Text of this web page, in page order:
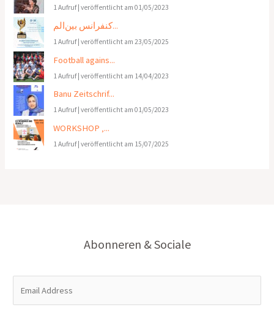
1 Aufruf|veröffentlicht am 01/05/2023
کنفرانس بین‌الم...
1 Aufruf|veröffentlicht am 23/05/2025
Football agains...
1 Aufruf|veröffentlicht am 14/04/2023
Banu Zeitschrif...
1 Aufruf|veröffentlicht am 01/05/2023
WORKSHOP ‚...
1 Aufruf|veröffentlicht am 15/07/2025
Abonneren & Sociale